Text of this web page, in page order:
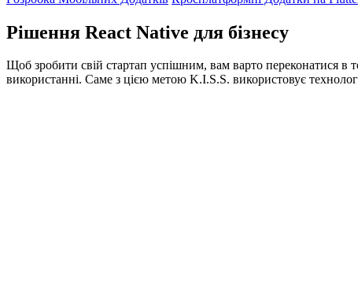
Рішення React Native для бізнесу
Щоб зробити свій стартап успішним, вам варто переконатися в
використанні. Саме з цією метою K.I.S.S. використовує